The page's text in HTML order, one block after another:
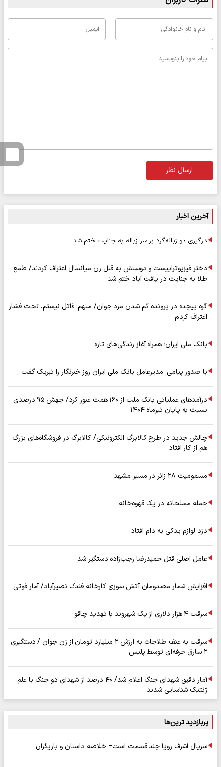
ارسال نظر
آخرین اخبار
درگیری دو زباله‌گرد بر سر زباله به جنایت ختم شد
دختر فیزیوتراپیست و دوستش به قتل زن میانسال اعتراف کردند/ طمع
طلا به جنایت در یافت آباد ختم شد
گره پیچده در پرونده گم شدن مرد جوان/ متهم: قاتل نیستم، تحت فشار
اعتراف کردم
بانک ملی ایران؛ همراه آغاز زندگی‌های تازه
با صدور پیامی؛ مدیرعامل بانک ملی ایران روز خبرنگار را تبریک گفت
درآمدهای عملیاتی بانک ملت از ۱۶۰ همت عبور کرد/ جهش ۹۵ درصدی
نسبت به پایان تیرماه ۱۴۰۴
چالش جدید در طرح کالابرگ الکترونیکی/ کالابرگ در فروشگاه‌های بزرگ
هم از کار افتاد
مسمومیت ۲۸ زائر در مسیر مشهد
حمله مسلحانه در یک قهوه‌خانه
دزد لوازم یدکی به دام افتاد
عامل اصلی قتل حمیدرضا رجب‌زاده دستگیر شد
افزایش شمار مصدومان آتش سوزی کارخانه فندک نصیرآباد/ آمار فوتی
سرقت ۴ هزار دلاری از یک شهروند با تهدید چاقو
سرقت به عنف طلاجات به ارزش ۲ میلیارد تومان از زن جوان / دستگیری
۲ سارق حرفه‌ای توسط پلیس
آمار دقیق شهدای جنگ اعلام شد/ ۴۰ درصد از شهدای دو جنگ با علم
ژنتیک شناسایی شدند
پربازدید ترین‌ها
سریال اشرف رویا چند قسمت است+ خلاصه داستان و بازیگران